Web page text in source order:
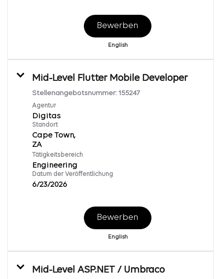
Bewerben
English
Mid-Level Flutter Mobile Developer
Stellenangebotsnummer: 155247
Agentur
Digitas
Standort
Cape Town,
Tätigkeitsbereich
Engineering
Datum der Veröffentlichung
6/23/2026
Bewerben
English
Mid-Level ASP.NET / Umbraco